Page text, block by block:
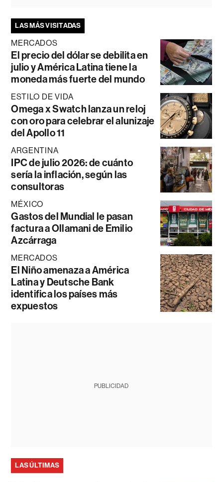
LAS MÁS VISITADAS
MERCADOS
El precio del dólar se debilita en
julio y América Latina tiene la
moneda más fuerte del mundo
ESTILO DE VIDA
Omega x Swatch lanza un reloj
con oro para celebrar el alunizaje
del Apollo 11
ARGENTINA
IPC de julio 2026: de cuánto
sería la inflación, según las
consultoras
MÉXICO
Gastos del Mundial le pasan
factura a Ollamani de Emilio
Azcárraga
MERCADOS
El Niño amenaza a América
Latina y Deutsche Bank
identifica los países más
expuestos
PUBLICIDAD
LAS ÚLTIMAS